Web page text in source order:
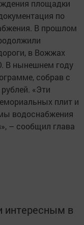
площадки
по
В прошлом
в Вожжах
В нынешнем году
собрав с
«Эти
плит и
водоснабжения
– сообщил глава
в